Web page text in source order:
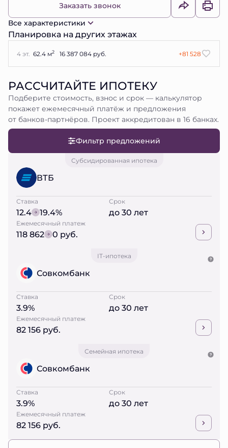
Заказать звонок
Все характеристики
Планировка на других этажах
4 эт. 62.4 м2 16 387 084 руб. +81 528
РАССЧИТАЙТЕ ИПОТЕКУ
Подберите стоимость, взнос и срок — калькулятор
покажет ежемесячный платёж и предложения
от банков-партнёров. Проект аккредитован в 16 банках.
Фильтр предложений
Субсидированная ипотека
ВТБ
Ставка
12.4 19.4%
Срок
до 30 лет
Ежемесячный платеж
118 862 0 руб.
IT-ипотека
Совкомбанк
Ставка
3.9%
Срок
до 30 лет
Ежемесячный платеж
82 156 руб.
Семейная ипотека
Совкомбанк
Ставка
3.9%
Срок
до 30 лет
Ежемесячный платеж
82 156 руб.